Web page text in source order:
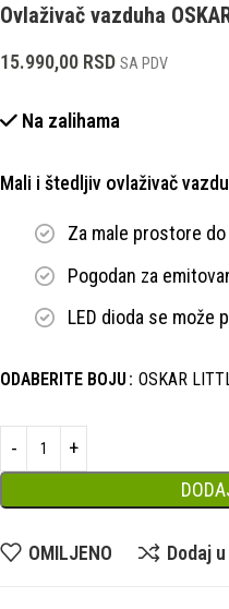
Ovlaživač vazduha
15.990,00 RSD SA PDV
Na zalihama
Mali i štedljiv ovlaživač
Za male prostore do
Pogodan za
LED dioda se može
ODABERITE BOJU OSKAR
OMILJENO Dodaj